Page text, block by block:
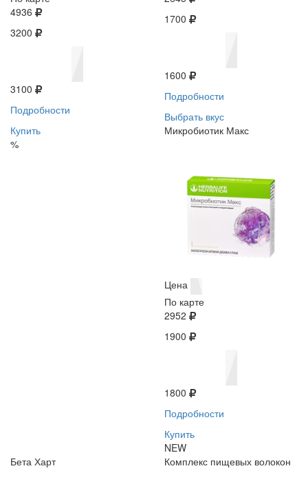
4936
3200
3100
Подробности
Купить
%
1700
1600
Подробности
Выбрать вкус
Микробиотик Макс
Цена
По карте
2952
1900
1800
Подробности
Купить
NEW
Бета Харт
Комплекс пищевых волокон